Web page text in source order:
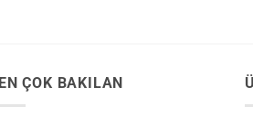
EN ÇOK BAKILAN